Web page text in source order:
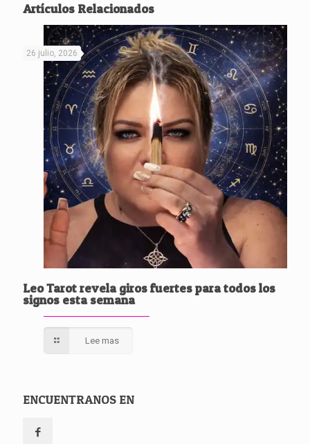
Artículos Relacionados
26 julio, 2026
Leo Tarot revela giros fuertes para todos los
signos esta semana
Lee mas
ENCUENTRANOS EN